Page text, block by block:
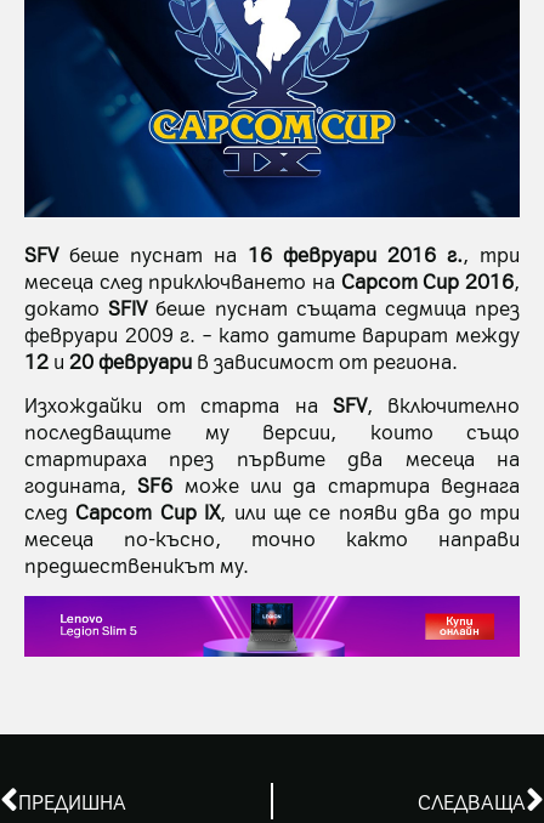
SFVбеше пуснат на 16 февруари 2016 г., три
месеца след приключването на Capcom Cup 2016,
докатоSFIVбеше пуснат същата седмица през
февруари 2009 г. – като датите варират между
12 и 20 февруари в зависимост от региона.
Изхождайки от старта на SFV, включително
последващите му версии, които също
стартираха през първите два месеца на
годината,SF6 може или да стартира веднага
следCapcom Cup IX, или ще се появи два до три
месеца по-късно, точно както направи
предшественикът му.
ПРЕДИШНА СЛЕДВАЩА